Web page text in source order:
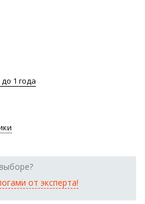
1 года
от эксперта!